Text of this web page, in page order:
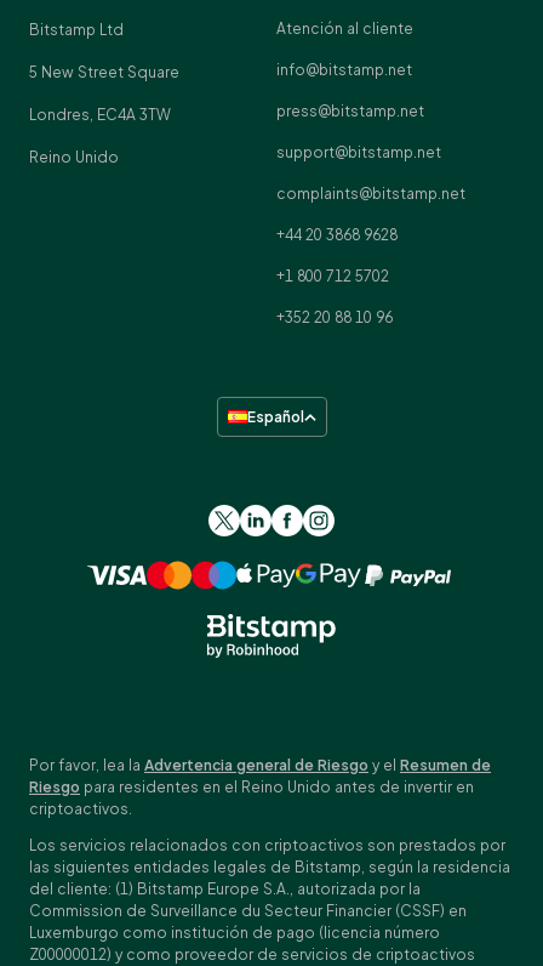
Bitstamp Ltd
5 New Street Square
Londres, EC4A 3TW
Reino Unido
Atención al cliente
info@bitstamp.net
press@bitstamp.net
support@bitstamp.net
complaints@bitstamp.net
+44 20 3868 9628
+1 800 712 5702
+352 20 88 10 96
Español
Por favor, lea la Advertencia general de Riesgo y el Resumen de
Riesgo para residentes en el Reino Unido antes de invertir en
criptoactivos.
Los servicios relacionados con criptoactivos son prestados por
las siguientes entidades legales de Bitstamp, según la residencia
del cliente: (1) Bitstamp Europe S.A., autorizada por la
Commission de Surveillance du Secteur Financier (CSSF) en
Luxemburgo como institución de pago (licencia número
Z00000012) y como proveedor de servicios de criptoactivos